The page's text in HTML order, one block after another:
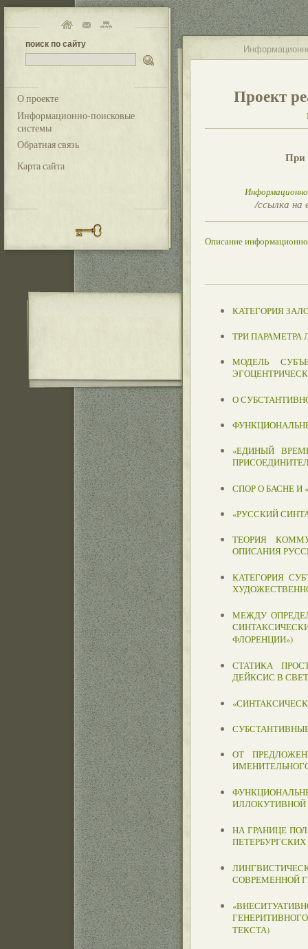
поиск по сайту
О проекте
Информационно-поисковые
системы
Обратная связь
Карта сайта
Проект
При
/ссылка на
Описание информационно
КАТЕГОРИЯ
ТРИ ПАРАМЕТРА
МОДЕЛЬ
О
«ЕДИНЫЙ
СПОР О БАСНЕ И
«РУССКИЙ
ТЕОРИЯ
ОПИСАНИЯ
КАТЕГОРИЯ
МЕЖДУ
ФЛОРЕНЦИИ»)
СТАТИКА
ДЕЙКСИС В
ОТ
ИЛЛОКУТИВНОЙ
НА ГРАНИЦЕ
СОВРЕМЕННОЙ
ТЕКСТА)